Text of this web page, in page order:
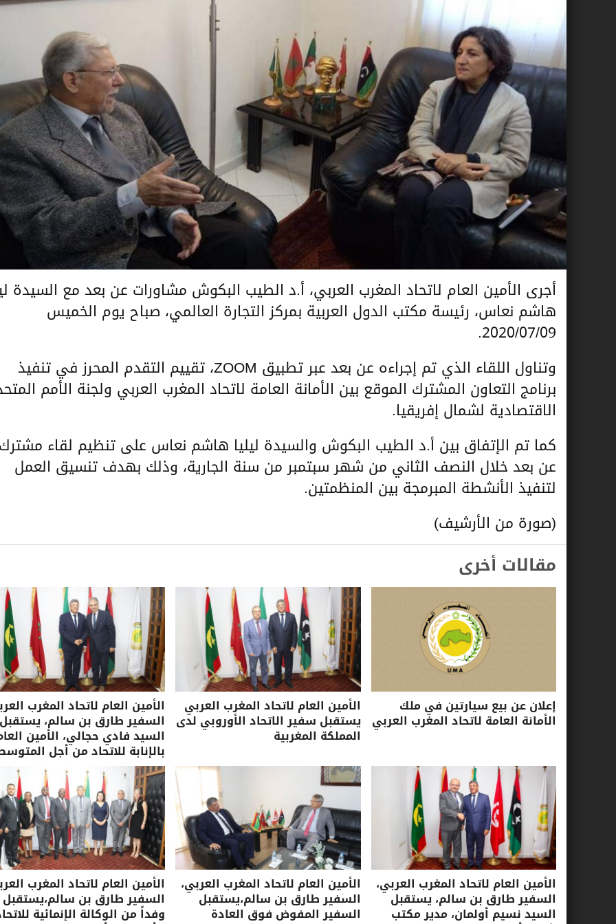
أجرى الأمين العام لاتحاد المغرب العربي، أ.د الطيب البكوش مشاورات عن بعد مع السيدة
هاشم نعاس، رئيسة مكتب الدول العربية بمركز التجارة العالمي، صباح يوم الخميس
2020/07/09.
وتناول اللقاء الذي تم إجراءه عن بعد عبر تطبيق ZOOM، تقييم التقدم المحرز في تنفيذ
برنامج التعاون المشترك الموقع بين الأمانة العامة لاتحاد المغرب العربي ولجنة الأمم
الاقتصادية لشمال إفريقيا.
كما تم الإتفاق بين أ.د الطيب البكوش والسيدة ليليا هاشم نعاس على تنظيم لقاء
عن بعد خلال النصف الثاني من شهر سبتمبر من سنة الجارية، وذلك بهدف تنسيق العمل
لتنفيذ الأنشطة المبرمجة بين المنظمتين.
(صورة من الأرشيف)
مقالات أخرى
إعلان عن بيع سيارتين في ملك
الأمانة العامة لاتحاد المغرب العربي
الأمين العام لاتحاد المغرب العربي
يستقبل سفير الاتحاد الأوروبي لدى
المملكة المغربية
الأمين العام لاتحاد المغرب
السفير طارق بن سالم، يستقبل
السيد فادي حجالي، الأمين
بالإنابة للاتحاد من أجل
الأمين العام لاتحاد المغرب العربي،
السفير طارق بن سالم، يستقبل
السيد نسيم أولمان، مدير مكتب
الأمين العام لاتحاد المغرب العربي،
السفير طارق بن سالم،يستقبل
السفير المفوض فوق العادة
الأمين العام لاتحاد المغرب
السفير طارق بن سالم،يستقبل
وفداً من الوكالة الإنمائية